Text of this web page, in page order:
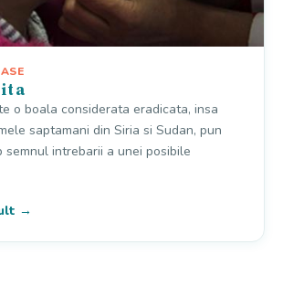
o boala considerata eradicata, insa
saptamani din Siria si Sudan, pun
semnul intrebarii a unei posibile
→